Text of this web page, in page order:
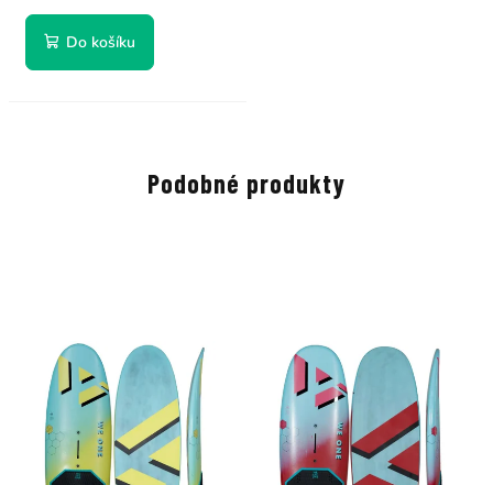
Do košíku
Podobné produkty